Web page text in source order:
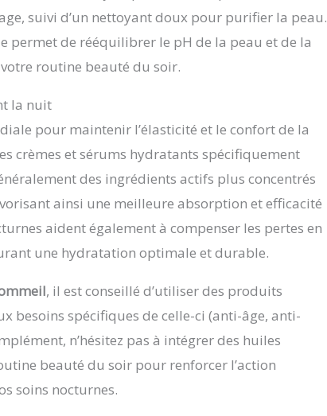
suivi d’un nettoyant doux pour purifier la peau.
permet de rééquilibrer le pH de la peau et de la
routine beauté du soir.
la nuit
pour maintenir l’élasticité et le confort de la
crèmes et sérums hydratants spécifiquement
des ingrédients actifs plus concentrés
ainsi une meilleure absorption et efficacité
aident également à compenser les pertes en
une hydratation optimale et durable.
, il est conseillé d’utiliser des produits
besoins spécifiques de celle-ci (anti-âge, anti-
n’hésitez pas à intégrer des huiles
beauté du soir pour renforcer l’action
soins nocturnes.